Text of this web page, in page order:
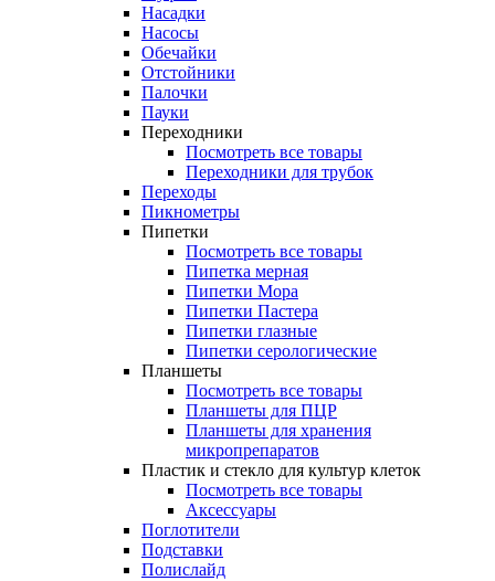
Насадки
Насосы
Обечайки
Отстойники
Палочки
Пауки
Переходники
Посмотреть все товары
Переходники для трубок
Переходы
Пикнометры
Пипетки
Посмотреть все товары
Пипетка мерная
Пипетки Мора
Пипетки Пастера
Пипетки глазные
Пипетки серологические
Планшеты
Посмотреть все товары
Планшеты для ПЦР
Планшеты для хранения
микропрепаратов
Пластик и стекло для культур клеток
Посмотреть все товары
Аксессуары
Поглотители
Подставки
Полислайд